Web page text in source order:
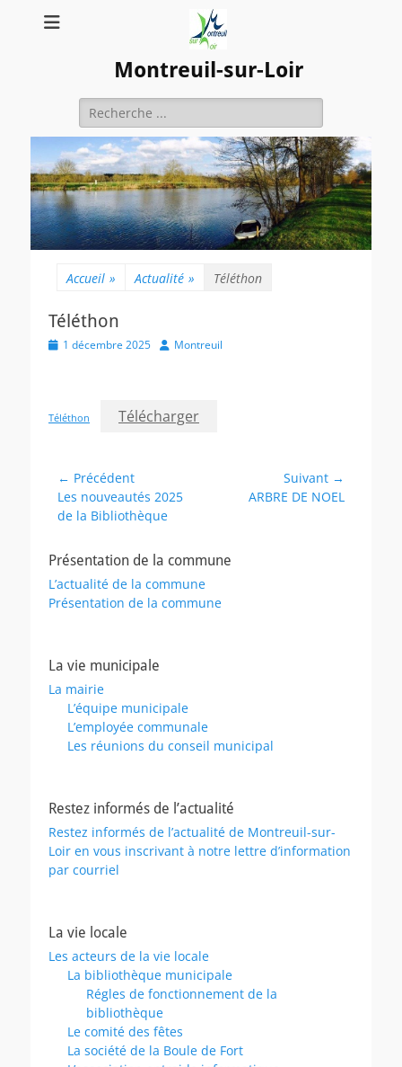
Montreuil-sur-Loir
Rechercher :
Accueil » Actualité » Téléthon
Téléthon
Posted1 décembre 2025 AuthorMontreuil
Téléthon Télécharger
Navigation
de
l’article
← Précédent
Article
précédent :
Les nouveautés 2025
de la Bibliothèque
Suivant →
ARBRE DE NOEL
Présentation de la commune
L’actualité de la commune
Présentation de la commune
La vie municipale
La mairie
L’équipe municipale
L’employée communale
Les réunions du conseil municipal
Restez informés de l’actualité
Restez informés de l’actualité de Montreuil-sur-
Loir en vous inscrivant à notre lettre d’information
par courriel
La vie locale
Les acteurs de la vie locale
La bibliothèque municipale
Régles de fonctionnement de la
bibliothèque
Le comité des fêtes
La société de la Boule de Fort